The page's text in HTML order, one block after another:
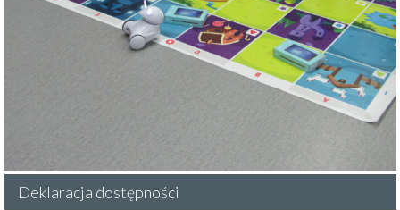
Deklaracja dostępności